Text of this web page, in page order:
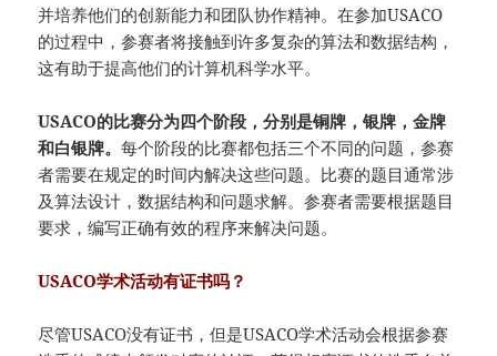
并培养他们的创新能力和团队协作精神。在参加USACO
的过程中，参赛者将接触到许多复杂的算法和数据结构，
这有助于提高他们的计算机科学水平。
USACO的比赛分为四个阶段，分别是铜牌，银牌，金牌
和白银牌。每个阶段的比赛都包括三个不同的问题，参赛
者需要在规定的时间内解决这些问题。比赛的题目通常涉
及算法设计，数据结构和问题求解。参赛者需要根据题目
要求，编写正确有效的程序来解决问题。
USACO学术活动有证书吗？
尽管USACO没有证书，但是USACO学术活动会根据参赛